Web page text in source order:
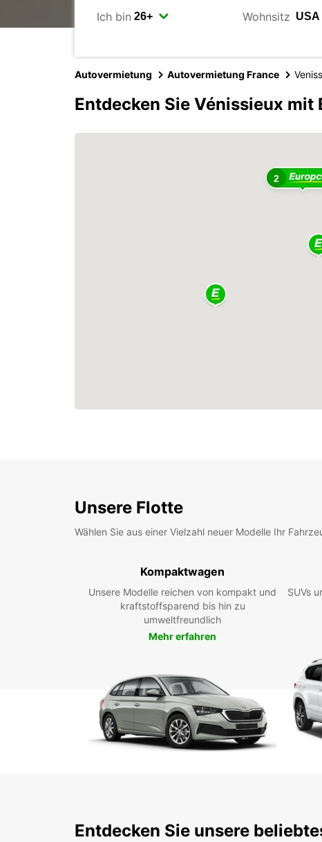
Ich bin Wohnsitz
Autovermietung Autovermietung France
Entdecken Sie Vénissieux mit
2
Unsere Flotte
Wählen Sie aus einer Vielzahl neuer Modelle Ihr
Kompaktwagen
Unsere Modelle reichen von kompakt und
kraftstoffsparend bis hin zu
umweltfreundlich
Mehr erfahren
SUVs
Entdecken Sie unsere